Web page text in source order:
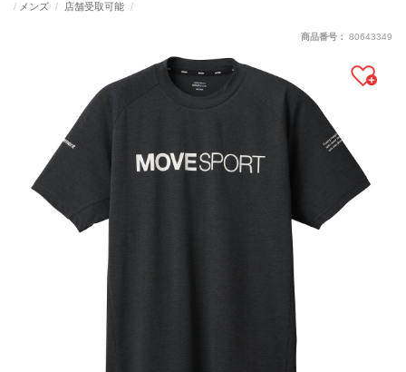
メンズ 店舗受取可能
商品番号： 80643349